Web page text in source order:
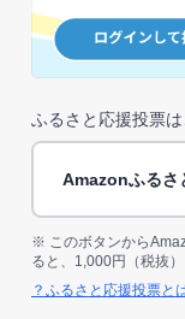
ふるさと応援投票は
Amazonふるさ
※ このボタンから
ると、1,000円（税抜
？ふるさと応援投票と